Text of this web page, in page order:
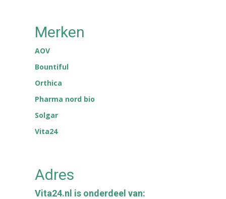
Merken
AOV
Bountiful
Orthica
Pharma nord bio
Solgar
Vita24
Adres
Vita24.nl is onderdeel van: